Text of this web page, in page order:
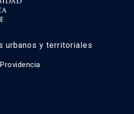
urbanos y territoriales